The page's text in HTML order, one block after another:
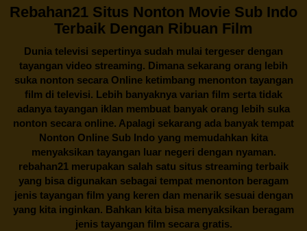
Rebahan21 Situs Nonton Movie Sub Indo
Terbaik Dengan Ribuan Film
Dunia televisi sepertinya sudah mulai tergeser dengan
tayangan video streaming. Dimana sekarang orang lebih
suka nonton secara Online ketimbang menonton tayangan
film di televisi. Lebih banyaknya varian film serta tidak
adanya tayangan iklan membuat banyak orang lebih suka
nonton secara online. Apalagi sekarang ada banyak tempat
Nonton Online Sub Indo yang memudahkan kita
menyaksikan tayangan luar negeri dengan nyaman.
rebahan21 merupakan salah satu situs streaming terbaik
yang bisa digunakan sebagai tempat menonton beragam
jenis tayangan film yang keren dan menarik sesuai dengan
yang kita inginkan. Bahkan kita bisa menyaksikan beragam
jenis tayangan film secara gratis.